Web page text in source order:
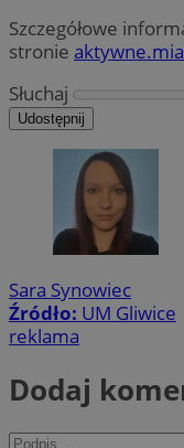
Szczegółowe
stronie
Słuchaj
Udostępnij
Sara Synowiec
Źródło: UM Gliwice
reklama
Dodaj